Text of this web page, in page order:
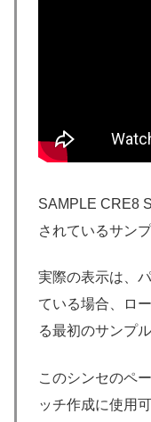
SAMPLE CRE8
されているサン
実際の表示は、
ている場合、ロ
る最初のサンプ
このシンセのペ
ッチ作成に使用